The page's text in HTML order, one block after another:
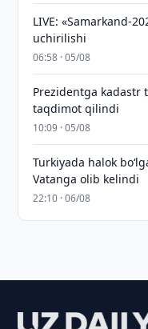
LIVE: «Samarkand-
uchirilishi
06:58 · 05/08
Prezidentga kadastr
taqdimot qilindi
10:09 · 05/08
Turkiyada halok
Vatanga olib kelindi
22:10 · 06/08